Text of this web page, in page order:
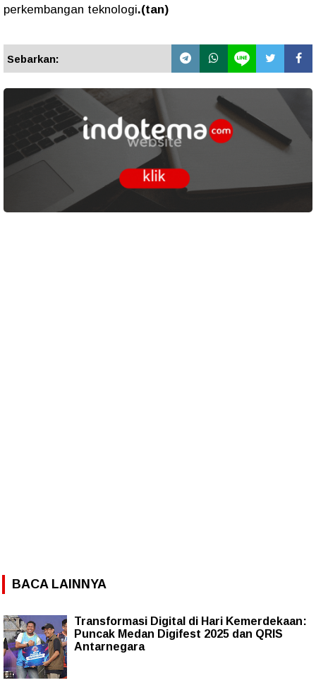
perkembangan teknologi.(tan)
Sebarkan:
BACA LAINNYA
Transformasi Digital di Hari Kemerdekaan:
Puncak Medan Digifest 2025 dan QRIS
Antarnegara